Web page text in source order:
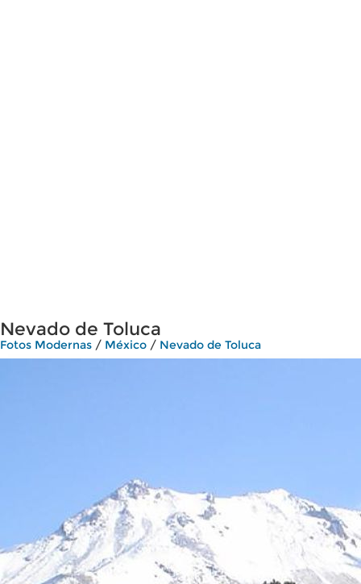
Nevado de Toluca
Fotos Modernas / México / Nevado de Toluca